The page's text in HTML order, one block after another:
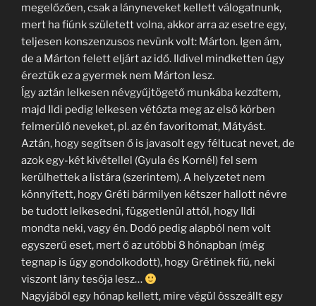
megelőzően, csak a lányneveket kellett válogatnunk,
mert ha fiúnk született volna, akkor arra az esetre egy,
teljesen konszenzusos nevünk volt: Márton. Igen ám,
de a Márton felett eljárt az idő. Ildivel mindketten úgy
éreztük ez a gyermek nem Márton lesz.
Így aztán lelkesen névgyűjtögető munkába kezdtem,
majd Ildi pedig lelkesen vétózta meg az első körben
felmerülő neveket, pl. az én favoritomat, Mátyást.
Aztán, hogy segítsen ő is javasolt egy féltucat nevet, de
azok egy-két kivétellel (Gyula és Kornél) fel sem
kerülhettek a listára (szerintem). A helyzetet nem
könnyített, hogy Gréti bármilyen kétszer hallott névre
be tudott lelkesedni, függetlenül attól, hogy Ildi
mondta neki, vagy én. Dodó pedig alapból nem volt
egyszerű eset, mert ő az utóbbi 8 hónapban (még
tegnap is úgy gondolkodott), hogy Grétinek fiú, neki
viszont lány tesója lesz…
Nagyjából egy hónap kellett, mire végül összeállt egy